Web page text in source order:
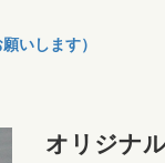
いします）
オリジナ